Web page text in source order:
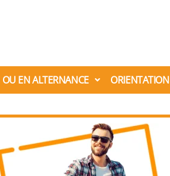
EN ALTERNANCE ORIENTATION